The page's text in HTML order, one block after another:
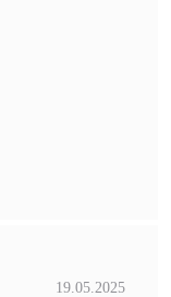
19.05.2025